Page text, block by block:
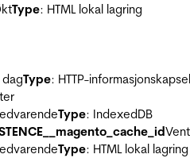
Type: HTML lokal lagring
Type: HTTP-informasjonskapsel
Type: IndexedDB
Type: HTML lokal lagring